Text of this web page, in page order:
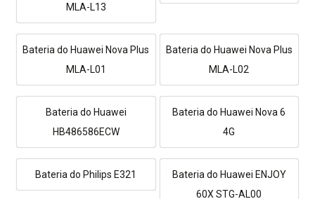
MLA-L13
Bateria do Huawei Nova Plus
MLA-L01
Bateria do Huawei Nova Plus
MLA-L02
Bateria do Huawei
HB486586ECW
Bateria do Huawei Nova 6
4G
Bateria do Philips E321
Bateria do Huawei ENJOY
60X STG-AL00